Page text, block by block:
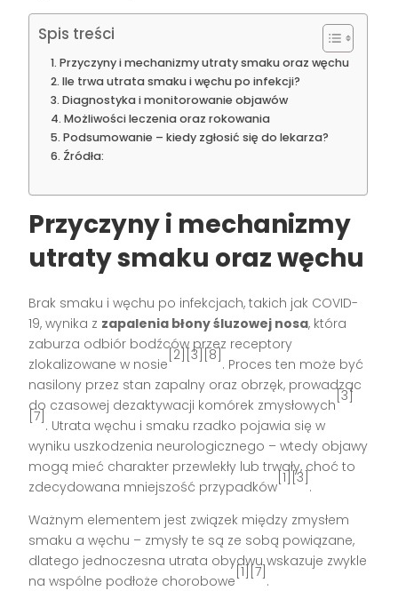
Spis treści
Przyczyny i mechanizmy utraty smaku oraz węchu
Ile trwa utrata smaku i węchu po infekcji?
Diagnostyka i monitorowanie objawów
Możliwości leczenia oraz rokowania
Podsumowanie – kiedy zgłosić się do lekarza?
Źródła:
Przyczyny i mechanizmy
utraty smaku oraz węchu
Brak smaku i węchu po infekcjach, takich jak COVID-
19, wynika z zapalenia błony śluzowej nosa, która
zaburza odbiór bodźców przez receptory
zlokalizowane w nosie
[2][3][8]
. Proces ten może być
nasilony przez stan zapalny oraz obrzęk, prowadząc
do czasowej dezaktywacji komórek zmysłowych
[3]
[7]
. Utrata węchu i smaku rzadko pojawia się w
wyniku uszkodzenia neurologicznego – wtedy objawy
mogą mieć charakter przewlekły lub trwały, choć to
zdecydowana mniejszość przypadków
[1][3]
.
Ważnym elementem jest związek między zmysłem
smaku a węchu – zmysły te są ze sobą powiązane,
dlatego jednoczesna utrata obydwu wskazuje zwykle
na wspólne podłoże chorobowe
[1][7]
.